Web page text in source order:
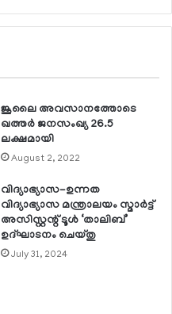
ജൂലൈ അവസാനത്തോടെ
ഖത്തര്‍ ജനസംഖ്യ 26.5
ലക്ഷമായി
August 2, 2022
വിദ്യാഭ്യാസ-ഉന്നത
വിദ്യാഭ്യാസ മന്ത്രാലയം സ്മാര്‍ട്ട്
അസിസ്റ്റന്റ് ടൂള്‍ ‘താലിബ്’
ഉദ്ഘാടനം ചെയ്തു
July 31, 2024